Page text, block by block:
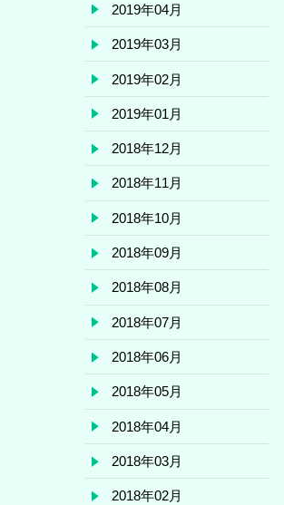
2019年04月
2019年03月
2019年02月
2019年01月
2018年12月
2018年11月
2018年10月
2018年09月
2018年08月
2018年07月
2018年06月
2018年05月
2018年04月
2018年03月
2018年02月